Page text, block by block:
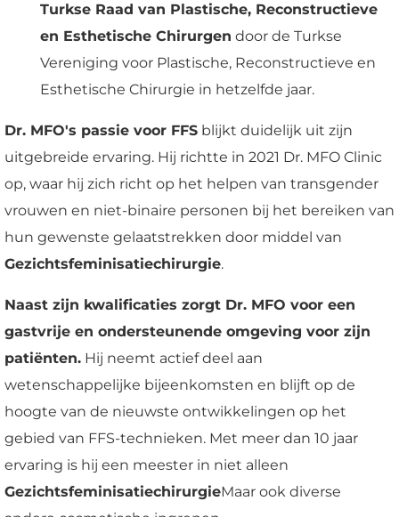
Turkse Raad van Plastische, Reconstructieve
en Esthetische Chirurgen door de Turkse
Vereniging voor Plastische, Reconstructieve en
Esthetische Chirurgie in hetzelfde jaar.
Dr. MFO's passie voor FFS blijkt duidelijk uit zijn
uitgebreide ervaring. Hij richtte in 2021 Dr. MFO Clinic
op, waar hij zich richt op het helpen van transgender
vrouwen en niet-binaire personen bij het bereiken van
hun gewenste gelaatstrekken door middel van
Gezichtsfeminisatiechirurgie.
Naast zijn kwalificaties zorgt Dr. MFO voor een
gastvrije en ondersteunende omgeving voor zijn
patiënten. Hij neemt actief deel aan
wetenschappelijke bijeenkomsten en blijft op de
hoogte van de nieuwste ontwikkelingen op het
gebied van FFS-technieken. Met meer dan 10 jaar
ervaring is hij een meester in niet alleen
GezichtsfeminisatiechirurgieMaar ook diverse